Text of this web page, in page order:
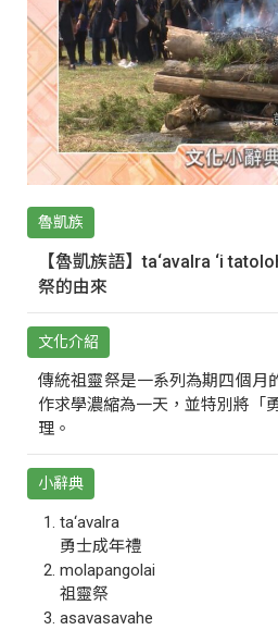
魯凱族
【魯凱族語】ta‘avalra ‘i
祭的由來
文化介紹
傳統祖靈祭是一系列為期四個月
作求學濃縮為一天，並特別將「
理。
小辭典
ta‘avalra
勇士成年禮
molapangolai
祖靈祭
asavasavahe